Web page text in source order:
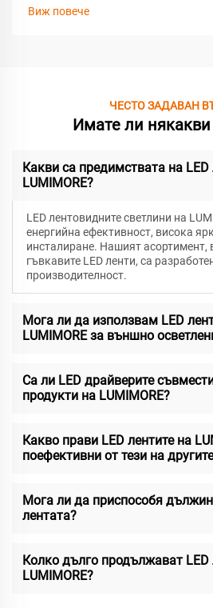
Виж повече
ЧЕСТО ЗАДАВАН
Имате ли
Какви са предимствата на LED
LUMIMORE?
LED лентовидните светлини на
енергийна ефективност, висока
инсталиране. Нашият асортимент,
гъвкавите LED ленти, са
производителност.
Мога ли да използвам LED
LUMIMORE за външно
Са ли LED драйверите
продукти на LUMIMORE?
Какво прави LED лентите на
поефективни от тези на
Мога ли да приспособя
лентата?
Колко дълго продължават LED
LUMIMORE?